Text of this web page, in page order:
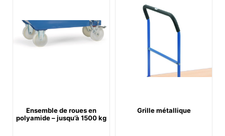
Ensemble de roues en
polyamide – jusqu’à 1500 kg
Grille métallique